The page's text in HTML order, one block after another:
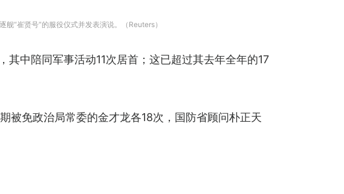
“崔贤号”的服役仪式并发表演说。（Reuters）
中陪同军事活动11次居首；这已超过其去年全年的17
被免政治局常委的金才龙各18次，国防省顾问朴正天